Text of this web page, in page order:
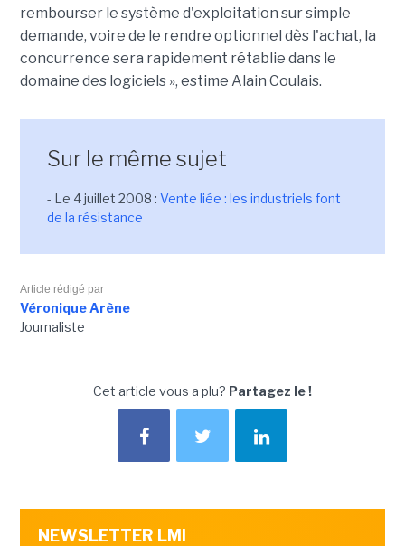
rembourser le système d'exploitation sur simple
demande, voire de le rendre optionnel dès l'achat, la
concurrence sera rapidement rétablie dans le
domaine des logiciels », estime Alain Coulais.
Sur le même sujet
- Le 4 juillet 2008 : Vente liée : les industriels font
de la résistance
Article rédigé par
Véronique Arène
Journaliste
Cet article vous a plu? Partagez le !
NEWSLETTER LMI